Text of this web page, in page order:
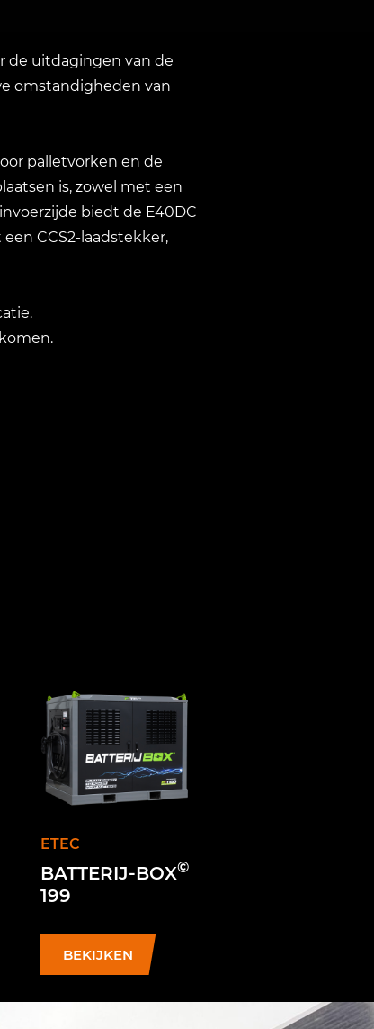
de uitdagingen van de
omstandigheden van
palletvorken en de
is, zowel met een
biedt de E40DC
CCS2-laadstekker,
ETEC
BATTERIJ-BOX©
199
BEKIJKEN